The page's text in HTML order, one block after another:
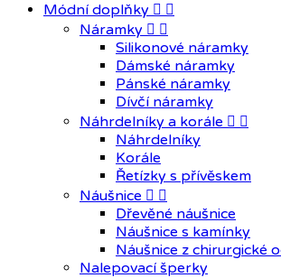
Módní doplňky  
Náramky  
Silikonové náramky
Dámské náramky
Pánské náramky
Dívčí náramky
Náhrdelníky a korále  
Náhrdelníky
Korále
Řetízky s přívěskem
Náušnice  
Dřevěné náušnice
Náušnice s kamínky
Náušnice z chirurgické
Nalepovací šperky